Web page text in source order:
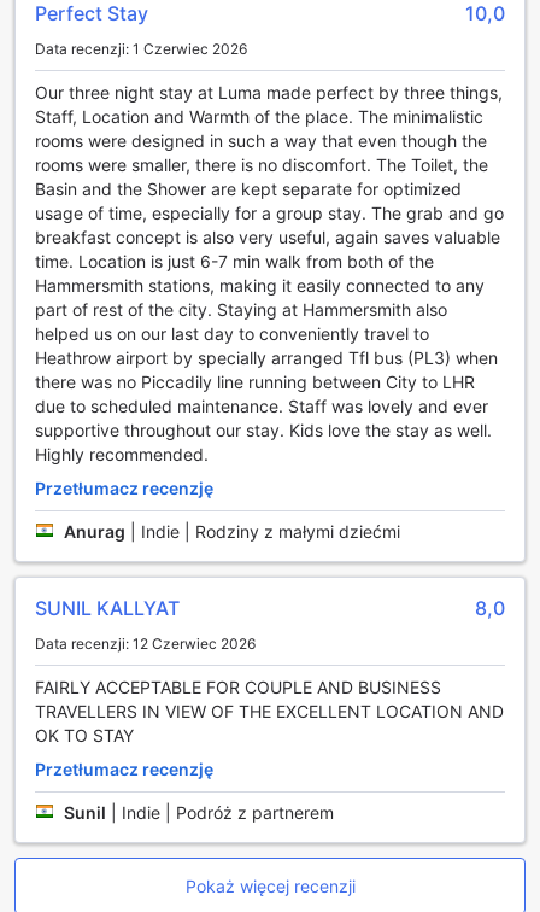
Teatrze Bush oraz Lyric Hammersmith, które oferują
różnorodne spektakle i występy. Dla tych, którzy pragną
relaksu, K Spa zapewnia luksusowe zabiegi, a bliskość
Riverside Studios oraz Domu Hogartha to idealna okazja do
odkrywania lokalnej sztuki i kultury. W okolicy znajdują się
także przytulne puby, takie jak Old Ship oraz Headliners,
które zapraszają na wieczorne spotkania w miłej
atmosferze. Klub Królowej i Dove to doskonałe miejsca na
wieczorne wyjścia, zapewniając niezapomniane chwile w
sercu Londynu.
Wygodne połączenia komunikacyjne w pobliżu Heeton
Concept Hotel - Luma Hammersmith
Heeton Concept Hotel - Luma Hammersmith cieszy się
doskonałą lokalizacją, otoczoną licznymi stacjami metra i
dworcami kolejowymi, co sprawia, że podróżowanie po
Londynie jest niezwykle proste i wygodne. W zasięgu kilku
minut spacerem znajdują się stacje metra Turnham Green
centralnych dzielnic miasta. Dzięki tym połączeniom można
łatwo dotrzeć do popularnych atrakcji turystycznych,
takich jak Buckingham Palace czy British Museum, a także
do tętniących życiem dzielnic handlowych.
Dodatkowo, w pobliżu hotelu znajdują się stacje
Shepherd's Bush Market oraz Shepherd's Bush (Central),
które zapewniają bezproblemowy dostęp do linii metra
Central, umożliwiającej podróże w różnych kierunkach.
Stacja Hammersmith (H&C) oraz Hammersmith (District &
Piccadilly) to kolejne kluczowe węzły komunikacyjne, które
łączą gości hotelowych z innymi częściami Londynu. Nie
można również zapomnieć o dworcach kolejowych
Kensington (Olympia) i Gunnersbury, które oferują
połączenia z innymi miastami w Wielkiej Brytanii. Dzięki tak
rozbudowanej sieci transportowej, każdy gość Heeton
Concept Hotel - Luma Hammersmith może cieszyć się
łatwym dostępem do wszystkich atrakcji, jakie oferuje
Perfect Stay 10,0
Data recenzji: 1 Czerwiec 2026
Our three night stay at Luma made perfect by three things,
Staff, Location and Warmth of the place. The minimalistic
rooms were designed in such a way that even though the
rooms were smaller, there is no discomfort. The Toilet, the
Basin and the Shower are kept separate for optimized
usage of time, especially for a group stay. The grab and go
breakfast concept is also very useful, again saves valuable
time. Location is just 6-7 min walk from both of the
Hammersmith stations, making it easily connected to any
part of rest of the city. Staying at Hammersmith also
helped us on our last day to conveniently travel to
Heathrow airport by specially arranged Tfl bus (PL3) when
there was no Piccadily line running between City to LHR
due to scheduled maintenance. Staff was lovely and ever
supportive throughout our stay. Kids love the stay as well.
Highly recommended.
Przetłumacz recenzję
Anurag Indie | Rodziny z małymi dziećmi
SUNIL KALLYAT 8,0
Data recenzji: 12 Czerwiec 2026
FAIRLY ACCEPTABLE FOR COUPLE AND BUSINESS
TRAVELLERS IN VIEW OF THE EXCELLENT LOCATION AND
OK TO STAY
Przetłumacz recenzję
Sunil Indie | Podróż z partnerem
Pokaż więcej recenzji